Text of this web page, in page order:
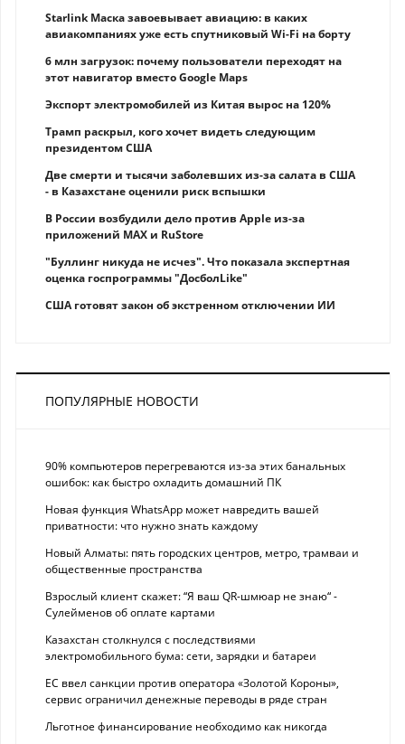
Starlink Маска завоевывает авиацию: в каких
авиакомпаниях уже есть спутниковый Wi-Fi на борту
6 млн загрузок: почему пользователи переходят на
этот навигатор вместо Google Maps
Экспорт электромобилей из Китая вырос на 120%
Трамп раскрыл, кого хочет видеть следующим
президентом США
Две смерти и тысячи заболевших из-за салата в США
- в Казахстане оценили риск вспышки
В России возбудили дело против Apple из-за
приложений MAX и RuStore
"Буллинг никуда не исчез". Что показала экспертная
оценка госпрограммы "ДосболLike"
США готовят закон об экстренном отключении ИИ
ПОПУЛЯРНЫЕ НОВОСТИ
90% компьютеров перегреваются из-за этих банальных
ошибок: как быстро охладить домашний ПК
Новая функция WhatsApp может навредить вашей
приватности: что нужно знать каждому
Новый Алматы: пять городских центров, метро, трамваи и
общественные пространства
Взрослый клиент скажет: “Я ваш QR-шмюар не знаю“ -
Сулейменов об оплате картами
Казахстан столкнулся с последствиями
электромобильного бума: сети, зарядки и батареи
ЕС ввел санкции против оператора «Золотой Короны»,
сервис ограничил денежные переводы в ряде стран
Льготное финансирование необходимо как никогда